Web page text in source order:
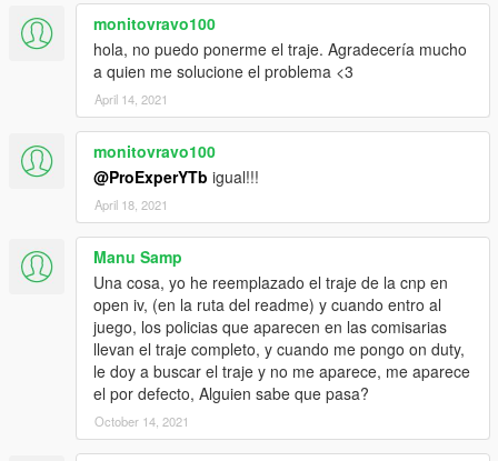
monitovravo100
hola, no puedo ponerme el traje. Agradecería mucho
a quien me solucione el problema <3
April 14, 2021
monitovravo100
@ProExperYTb igual!!!
April 18, 2021
Manu Samp
Una cosa, yo he reemplazado el traje de la cnp en
open iv, (en la ruta del readme) y cuando entro al
juego, los policias que aparecen en las comisarias
llevan el traje completo, y cuando me pongo on duty,
le doy a buscar el traje y no me aparece, me aparece
el por defecto, Alguien sabe que pasa?
October 14, 2021